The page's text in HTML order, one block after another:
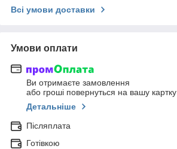
Всі умови доставки
Умови оплати
Ви отримаєте замовлення
або гроші повернуться на вашу картку
Детальніше
Післяплата
Готівкою